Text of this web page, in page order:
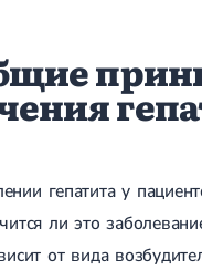
гепатита у
ли это
от вида